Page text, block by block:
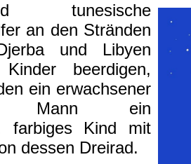
tunesische
an den Stränden
und Libyen
beerdigen,
ein erwachsener
Mann ein
farbiges Kind mit
dessen Dreirad.